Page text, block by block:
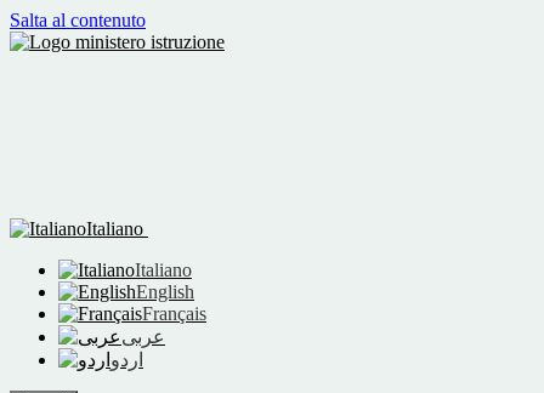
Salta al contenuto
Italiano
Italiano
English
Français
عربى
اردو